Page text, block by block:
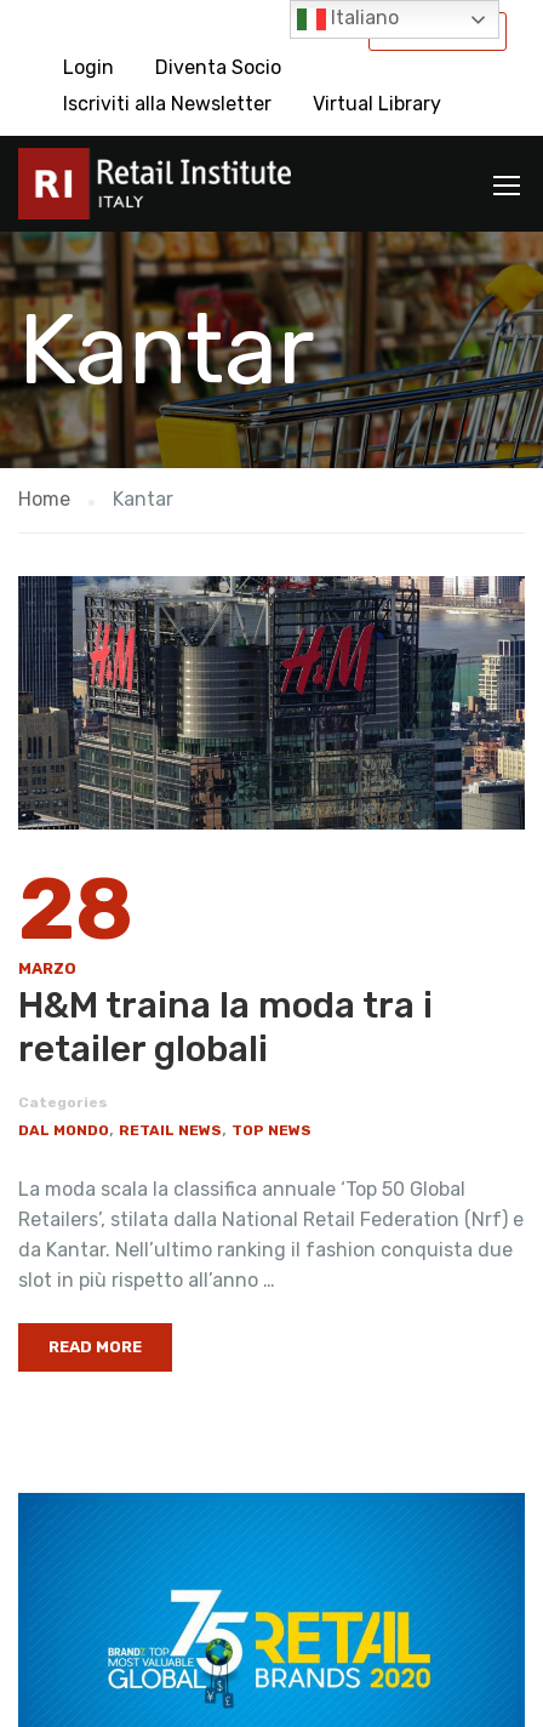
International
Login
Diventa Socio
Iscriviti alla Newsletter
Virtual Library
Kantar
Home Kantar
28
MARZO
H&M traina la moda tra i
retailer globali
Categories
DAL MONDO, RETAIL NEWS, TOP NEWS
La moda scala la classifica annuale ‘Top 50 Global
Retailers’, stilata dalla National Retail Federation (Nrf) e
da Kantar. Nell’ultimo ranking il fashion conquista due
slot in più rispetto all’anno …
READ MORE
Italiano